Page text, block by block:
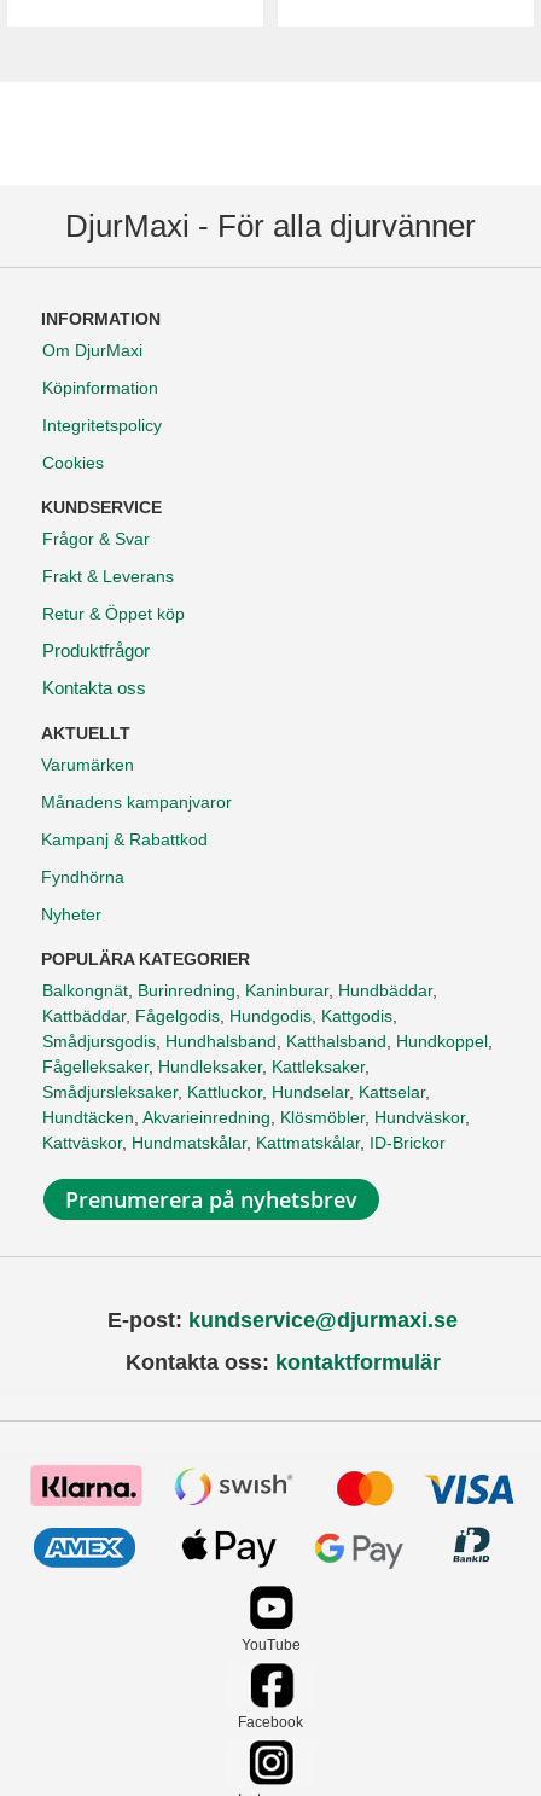
DjurMaxi - För alla djurvänner
INFORMATION
Om DjurMaxi
Köpinformation
Integritetspolicy
Cookies
KUNDSERVICE
Frågor & Svar
Frakt & Leverans
Retur & Öppet köp
Produktfrågor
Kontakta oss
AKTUELLT
Varumärken
Månadens kampanjvaror
Kampanj & Rabattkod
Fyndhörna
Nyheter
POPULÄRA KATEGORIER
Balkongnät, Burinredning, Kaninburar, Hundbäddar,
Kattbäddar, Fågelgodis, Hundgodis, Kattgodis,
Smådjursgodis, Hundhalsband, Katthalsband, Hundkoppel,
Fågelleksaker, Hundleksaker, Kattleksaker,
Smådjursleksaker, Kattluckor, Hundselar, Kattselar,
Hundtäcken, Akvarieinredning, Klösmöbler, Hundväskor,
Kattväskor, Hundmatskålar, Kattmatskålar, ID-Brickor
Prenumerera på nyhetsbrev
E-post: kundservice@djurmaxi.se
Kontakta oss: kontaktformulär
YouTube
Facebook